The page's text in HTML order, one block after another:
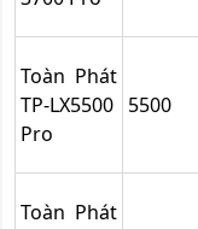
Toàn Phát
TP-LX5500
Pro
5500
Toàn Phát